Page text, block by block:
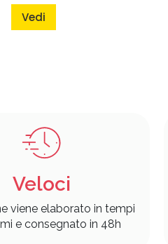
Vedi
Veloci
viene elaborato in tempi
e consegnato in 48h